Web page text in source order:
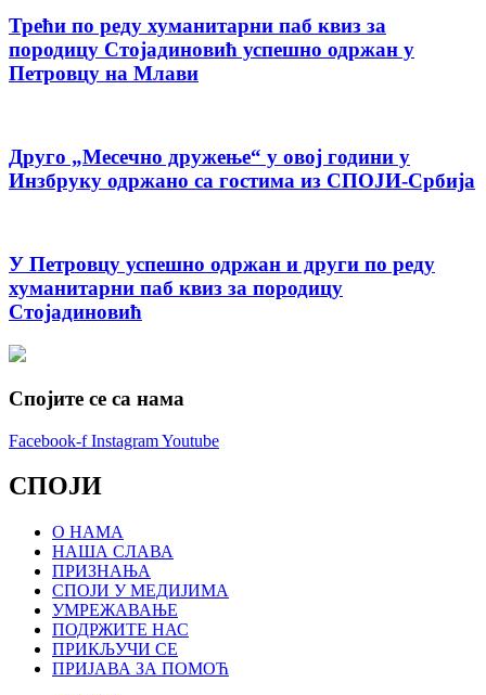
Трећи по реду хуманитарни паб квиз за
породицу Стојадиновић успешно одржан у
Петровцу на Млави
Друго „Месечно дружење“ у овој години у
Инзбруку одржано са гостима из СПОЈИ-Србија
У Петровцу успешно одржан и други по реду
хуманитарни паб квиз за породицу
Стојадиновић
Спојите се са нама
Facebook-f InstagramYoutube
СПОЈИ
О НАМА
НАША СЛАВА
ПРИЗНАЊА
СПОЈИ У МЕДИЈИМА
УМРЕЖАВАЊЕ
ПОДРЖИТЕ НАС
ПРИКЉУЧИ СЕ
ПРИЈАВА ЗА ПОМОЋ